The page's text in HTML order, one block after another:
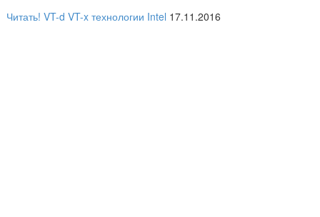
Читать! VT-d VT-x технологии Intel 17.11.2016